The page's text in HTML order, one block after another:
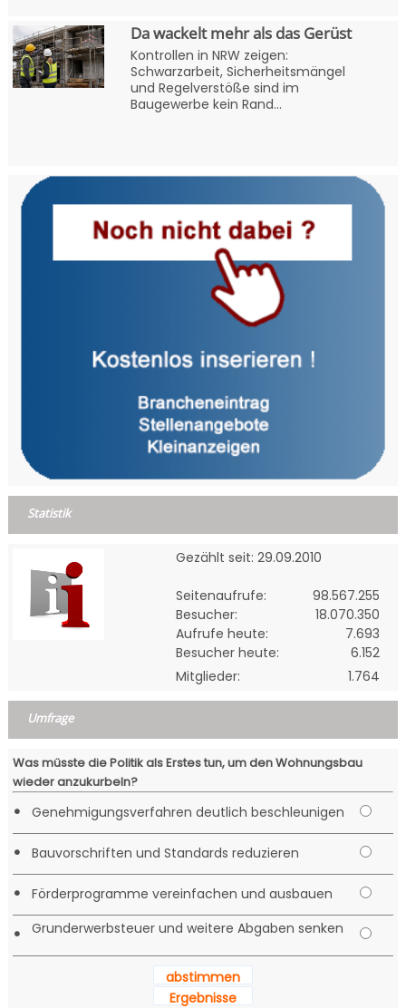
Da wackelt mehr als das Gerüst
Kontrollen in NRW zeigen:
Schwarzarbeit, Sicherheitsmängel
und Regelverstöße sind im
Baugewerbe kein Rand...
Statistik
Gezählt seit: 29.09.2010
Seitenaufrufe:
98.567.255
Besucher:
18.070.350
Aufrufe heute:
7.693
Besucher heute:
6.152
Mitglieder:
1.764
Umfrage
Was müsste die Politik als Erstes tun, um den Wohnungsbau
wieder anzukurbeln?
• Genehmigungsverfahren deutlich beschleunigen
• Bauvorschriften und Standards reduzieren
• Förderprogramme vereinfachen und ausbauen
• Grunderwerbsteuer und weitere Abgaben senken
abstimmen
Ergebnisse